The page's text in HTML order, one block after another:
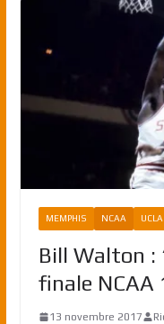
MEMPHIS NCAA UCLA
Bill Walton :
finale NCAA
13 novembre 2017